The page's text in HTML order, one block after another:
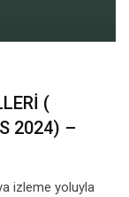
(
2024) –
izleme yoluyla